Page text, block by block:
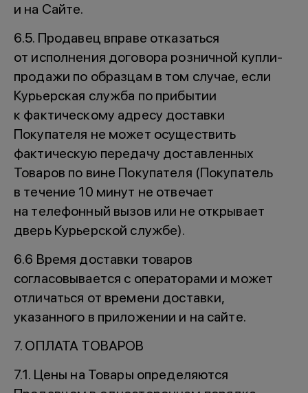
и на Сайте.
6.5. Продавец вправе отказаться
от исполнения договора розничной купли-
продажи по образцам в том случае, если
Курьерская служба по прибытии
к фактическому адресу доставки
Покупателя не может осуществить
фактическую передачу доставленных
Товаров по вине Покупателя (Покупатель
в течение 10 минут не отвечает
на телефонный вызов или не открывает
дверь Курьерской службе).
6.6 Время доставки товаров
согласовывается с операторами и может
отличаться от времени доставки,
указанного в приложении и на сайте.
7. ОПЛАТА ТОВАРОВ
7.1. Цены на Товары определяются